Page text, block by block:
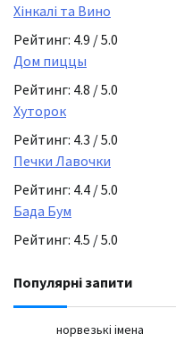
Хінкалі та Вино
Рейтинг: 4.9 / 5.0
Дом пиццы
Рейтинг: 4.8 / 5.0
Хуторок
Рейтинг: 4.3 / 5.0
Печки Лавочки
Рейтинг: 4.4 / 5.0
Бада Бум
Рейтинг: 4.5 / 5.0
Популярні запити
норвезькі імена